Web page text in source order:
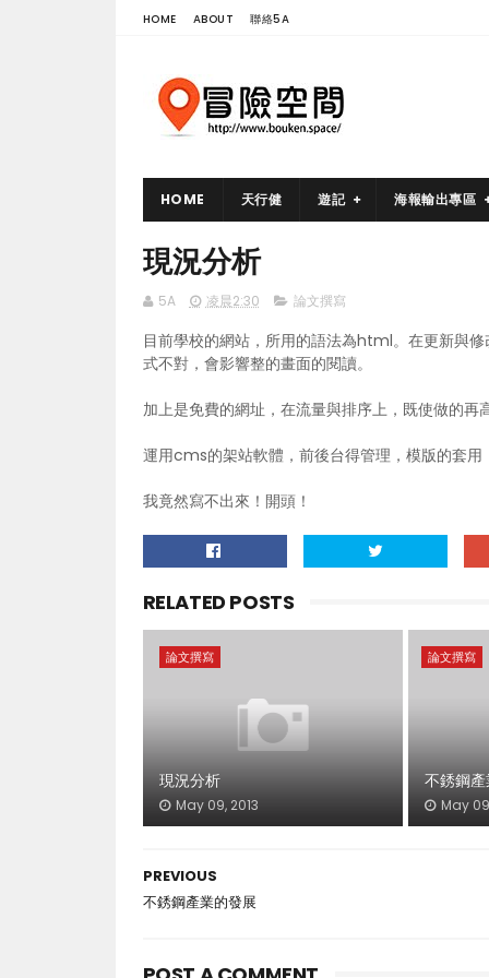
HOME ABOUT 聯絡5A
HOME 天行健 遊記 海報輸出專區
現況分析
5A 凌晨2:30 論文撰寫
目前學校的網站，所用的語法為html。在更新與
式不對，會影響整的畫面的閱讀。
加上是免費的網址，在流量與排序上，既使做的
運用cms的架站軟體，前後台得管理，模版的套
我竟然寫不出來！開頭！
RELATED POSTS
論文撰寫
現況分析
May 09, 2013
論文撰寫
不銹鋼
May
PREVIOUS
不銹鋼產業的發展